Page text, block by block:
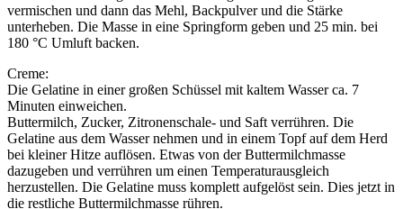
vermischen und dann das Mehl, Backpulver und die Stärke
unterheben. Die Masse in eine Springform geben und 25 min. bei
180 °C Umluft backen.
Creme:
Die Gelatine in einer großen Schüssel mit kaltem Wasser ca. 7
Minuten einweichen.
Buttermilch, Zucker, Zitronenschale- und Saft verrühren. Die
Gelatine aus dem Wasser nehmen und in einem Topf auf dem Herd
bei kleiner Hitze auflösen. Etwas von der Buttermilchmasse
dazugeben und verrühren um einen Temperaturausgleich
herzustellen. Die Gelatine muss komplett aufgelöst sein. Dies jetzt in
die restliche Buttermilchmasse rühren.